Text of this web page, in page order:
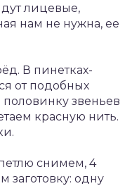
лицевые,
нам не нужна, ее
В пинетках-
от подобных
звеньев
красную нить.
снимем, 4
заготовку: одну